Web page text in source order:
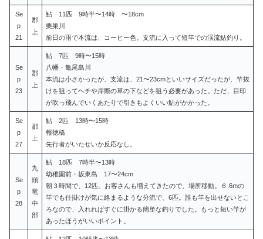
Se
p
21
郡
上
鮎 11匹 9時半〜14時 〜18cm
栗巣川
前日の雨で本流は、コーヒー色。支流に入って短竿での渓流鮎釣り。
Se
p
23
郡
上
鮎 7匹 9時〜15時
八幡・亀尾島川
本流は小さかったが、支流は、21〜23cmといいサイズだったが、竿抜
けを狙ってヘチや岸際の草の下などを狙う必要があった。ただ、目印
が吹っ飛んでいくあたりで引きもよくいい鮎がかかった。
Se
p
27
郡
上
鮎 2匹 13時〜15時
報徳橋
先行者がいたせいか反応なし。
Se
p
28
九
頭
竜
中
部
鮎 18匹 7時半〜13時
幼稚園前・坂東島 17〜24cm
朝３時間で、12匹。お客さんも増えてきたので、場所移動。６.6mの
竿でも仕掛けが気に絡まるような分流で、6匹。誰も竿を出せないとこ
ろなので、入れればすぐに掛かる簡単な釣りでした。もっと短い竿が
あったほうがいいポイント。